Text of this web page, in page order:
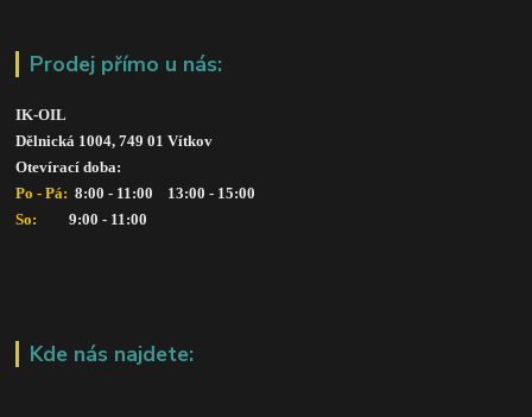
Prodej přímo u nás:
IK-OIL
Dělnická 1004, 749 01 Vítkov
Otevírací doba:
Po - Pá: 8:00 - 11:00    13:00 - 15:00
So:
      9:00 - 11:00
Kde nás najdete: